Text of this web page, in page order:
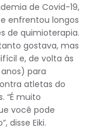
de Covid-19,
enfrentou longos
de quimioterapia.
gostava, mas
e, de volta às
para
atletas do
“É muito
você pode
disse Eiki.